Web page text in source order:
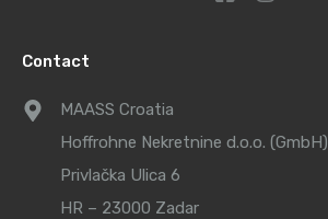
Contact
MAASS Croatia
Hoffrohne Nekretnine d.o.o. (GmbH)
Privlačka Ulica 6
HR – 23000 Zadar